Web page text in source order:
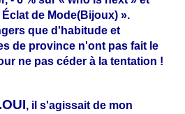
Éclat de Mode(Bijoux) ».
que d'habitude et
de province n'ont pas fait le
ne pas céder à la tentation !
, il s'agissait de mon